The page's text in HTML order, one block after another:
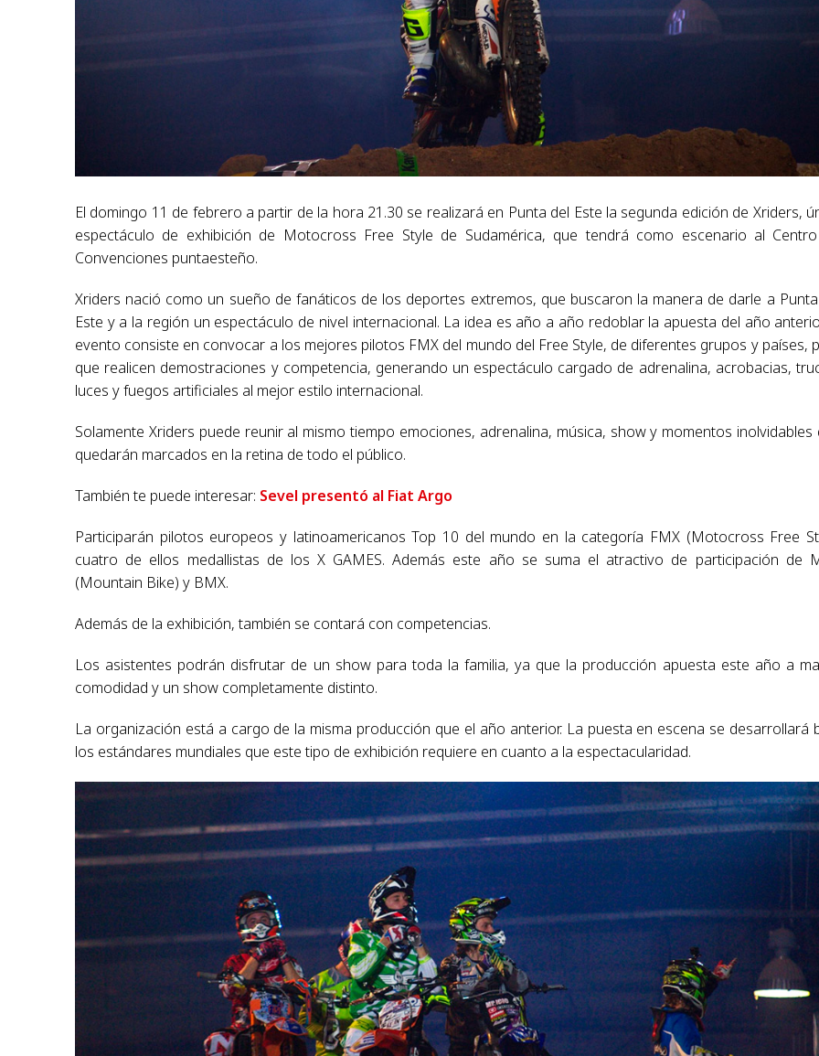
El domingo 11 de febrero a partir de la hora 21.30 se realizará en Punta del Este la segunda edición de Xriders,
espectáculo de exhibición de Motocross Free Style de Sudamérica, que tendrá como escenario al
Convenciones puntaesteño.
Xriders nació como un sueño de fanáticos de los deportes extremos, que buscaron la manera de darle a
Este y a la región un espectáculo de nivel internacional. La idea es año a año redoblar la apuesta del año
evento consiste en convocar a los mejores pilotos FMX del mundo del Free Style, de diferentes grupos y países,
que realicen demostraciones y competencia, generando un espectáculo cargado de adrenalina, acrobacias,
luces y fuegos artificiales al mejor estilo internacional.
Solamente Xriders puede reunir al mismo tiempo emociones, adrenalina, música, show y momentos inolvidables
quedarán marcados en la retina de todo el público.
También te puede interesar: Sevel presentó al Fiat Argo
Participarán pilotos europeos y latinoamericanos Top 10 del mundo en la categoría FMX (Motocross Free
cuatro de ellos medallistas de los X GAMES. Además este año se suma el atractivo de participación de
(Mountain Bike) y BMX.
Además de la exhibición, también se contará con competencias.
Los asistentes podrán disfrutar de un show para toda la familia, ya que la producción apuesta este año a
comodidad y un show completamente distinto.
La organización está a cargo de la misma producción que el año anterior. La puesta en escena se desarrollará
los estándares mundiales que este tipo de exhibición requiere en cuanto a la espectacularidad.